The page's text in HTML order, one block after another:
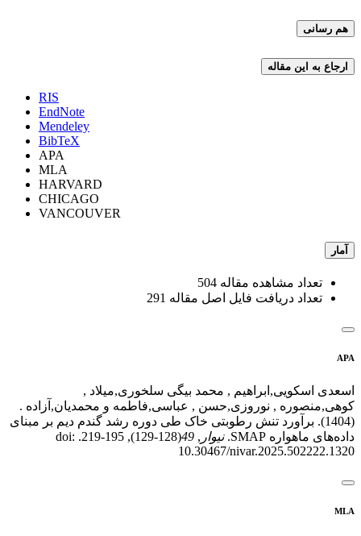
هم رسانی
ارجاع به این مقاله
RIS
EndNote
Mendeley
BibTeX
APA
MLA
HARVARD
CHICAGO
VANCOUVER
آمار
تعداد مشاهده مقاله 504
تعداد دریافت فایل اصل مقاله 291
APA
اسعدی اسکویی,ابراهیم , محمد بیگی سلخوری,میلاد ,
کوهی,منصوره , نوروزی,حسن , عباسی,فاطمه و محمدیان,آزاده .
(1404). برآورد تنش رطوبتی خاک طی دوره رشد گندم دیم بر مبنای
داده‌های ماهواره SMAP.
نیوار ,
49
(128-129), 195-219. doi:
10.30467/nivar.2025.502222.1320
MLA